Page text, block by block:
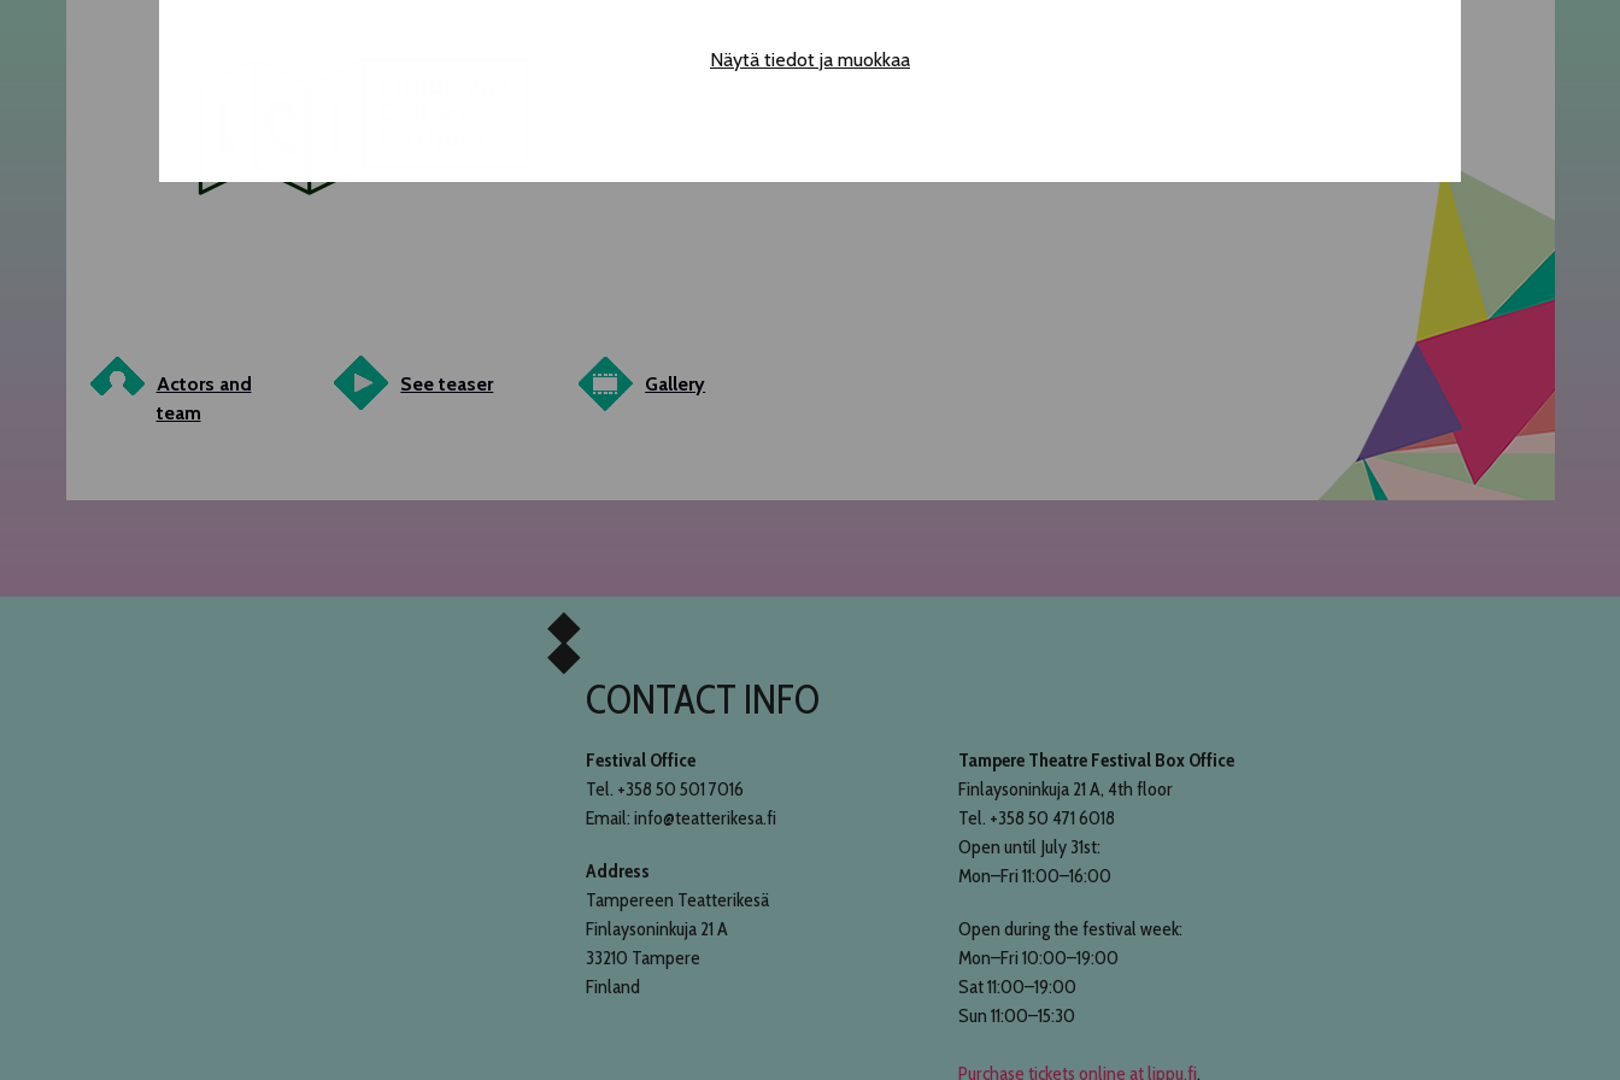
Näytä tiedot ja muokkaa
Actors and
team
See teaser Gallery
CONTACT INFO
Festival Office
Tel. +358 50 501 7016
Email: info@teatterikesa.fi
Address
Tampereen Teatterikesä
Finlaysoninkuja 21 A
33210 Tampere
Finland
Tampere Theatre Festival Box Office
Finlaysoninkuja 21 A, 4th floor
Tel. +358 50 471 6018
Open until July 31st:
Mon–Fri 11:00–16:00
Open during the festival week:
Mon–Fri 10:00–19:00
Sat 11:00–19:00
Sun 11:00–15:30
Purchase tickets online at lippu.fi.